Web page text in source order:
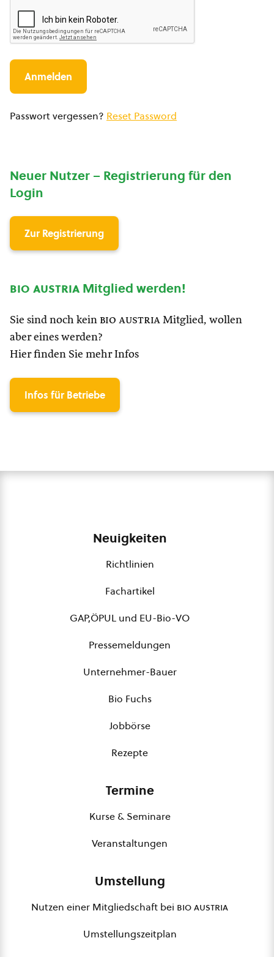
Passwort vergessen? Reset Password
Neuer Nutzer – Registrierung für den
Login
Zur Registrierung
bio austria Mitglied werden!
Sie sind noch kein bio austria Mitglied, wollen
aber eines werden?
Hier finden Sie mehr Infos
Infos für Betriebe
Neuigkeiten
Richtlinien
Fachartikel
GAP,ÖPUL und EU-Bio-VO
Pressemeldungen
Unternehmer-Bauer
Bio Fuchs
Jobbörse
Rezepte
Termine
Kurse & Seminare
Veranstaltungen
Umstellung
Nutzen einer Mitgliedschaft bei bio austria
Umstellungszeitplan